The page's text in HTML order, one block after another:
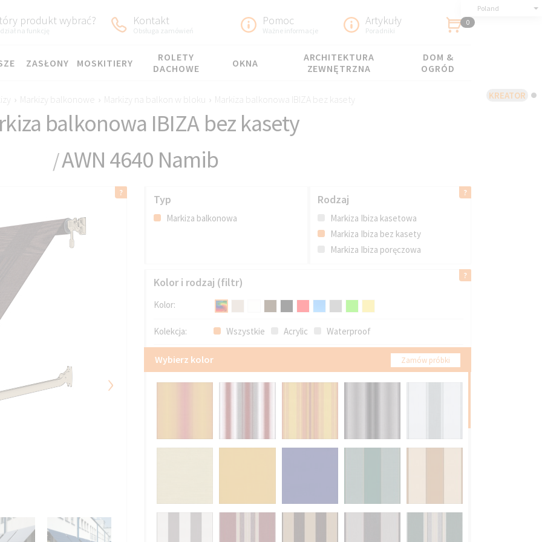
KREATOR
Poland
produkt wybrać?
na funkcję
Kontakt
Obsługa zamówień
Pomoc
Ważne informacje
Artykuły
Poradniki
0
ZASŁONY MOSKITIERY
ROLETY
DACHOWE
OKNA
ARCHITEKTURA
ZEWNĘTRZNA
DOM &
OGRÓD
› Markizy balkonowe › Markizy na balkon w bloku › Markiza balkonowa IBIZA bez kasety
balkonowa IBIZA bez kasety
/AWN 4640 Namib
›
Typ
Markiza balkonowa
Rodzaj
Markiza Ibiza kasetowa
Markiza Ibiza bez kasety
Markiza Ibiza poręczowa
Kolor i rodzaj (filtr)
Kolor:
Kolekcja: Wszystkie Acrylic Waterproof
Wybierz kolor Zamów próbki